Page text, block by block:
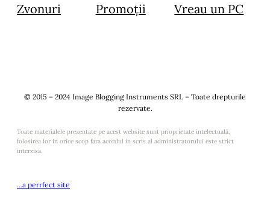
Zvonuri
Promoții
Vreau un PC
© 2015 – 2024 Image Blogging Instruments SRL – Toate drepturile
rezervate.
Toate materialele prezentate pe acest website sunt prioprietate intelectuală,
folosirea lor in orice scop fara acordul in scris al administratorului este strict
interzisa.
…a perrfect site